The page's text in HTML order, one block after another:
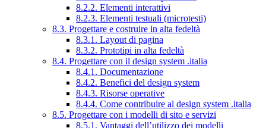
8.2.2. Elementi interattivi
8.2.3. Elementi testuali (microtesti)
8.3. Progettare e costruire in alta fedeltà
8.3.1. Layout di pagina
8.3.2. Prototipi in alta fedeltà
8.4. Progettare con il design system .italia
8.4.1. Documentazione
8.4.2. Benefici del design system
8.4.3. Risorse operative
8.4.4. Come contribuire al design system .italia
8.5. Progettare con i modelli di sito e servizi
8.5.1. Vantaggi dell’utilizzo dei modelli